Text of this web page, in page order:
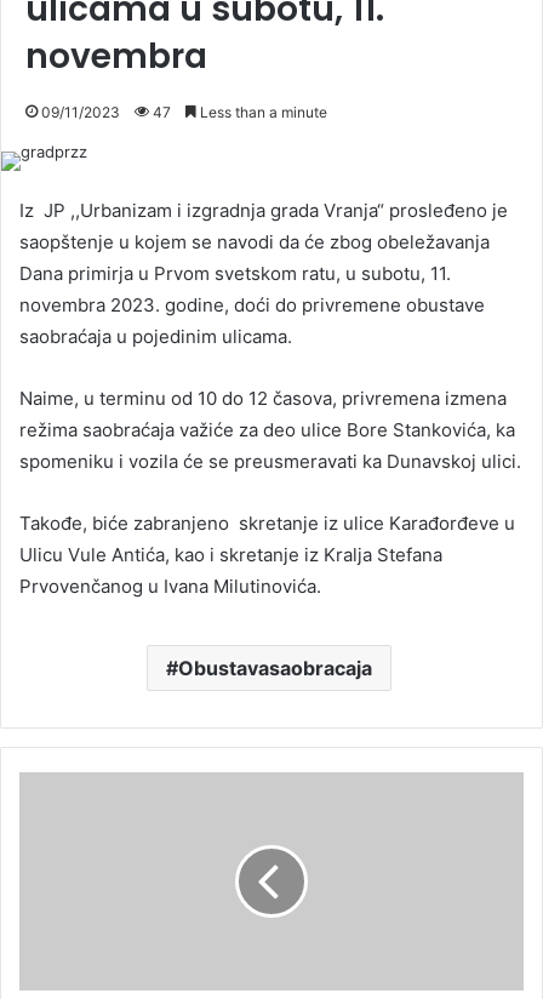
novembra
09/11/2023 47 Less than a minute
Iz JP ,,Urbanizam i izgradnja grada Vranja“ prosleđeno je
saopštenje u kojem se navodi da će zbog obeležavanja
Dana primirja u Prvom svetskom ratu, u subotu, 11.
novembra 2023. godine, doći do privremene obustave
saobraćaja u pojedinim ulicama.
Naime, u terminu od 10 do 12 časova, privremena izmena
režima saobraćaja važiće za deo ulice Bore Stankovića, ka
spomeniku i vozila će se preusmeravati ka Dunavskoj ulici.
Takođe, biće zabranjeno skretanje iz ulice Karađorđeve u
Ulicu Vule Antića, kao i skretanje iz Kralja Stefana
Prvovenčanog u Ivana Milutinovića.
Obustavasaobracaja